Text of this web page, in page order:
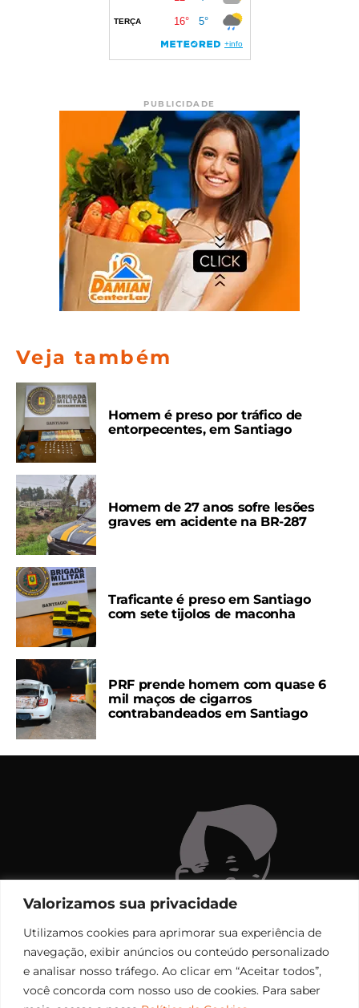
Valorizamos sua privacidade
Utilizamos cookies para aprimorar sua experiência de
navegação, exibir anúncios ou conteúdo personalizado
e analisar nosso tráfego. Ao clicar em “Aceitar todos”,
você concorda com nosso uso de cookies. Para saber
PUBLICIDADE
Veja também
Homem é preso por tráfico de
entorpecentes, em Santiago
Homem de 27 anos sofre lesões
graves em acidente na BR-287
Traficante é preso em Santiago
com sete tijolos de maconha
PRF prende homem com quase 6
mil maços de cigarros
contrabandeados em Santiago